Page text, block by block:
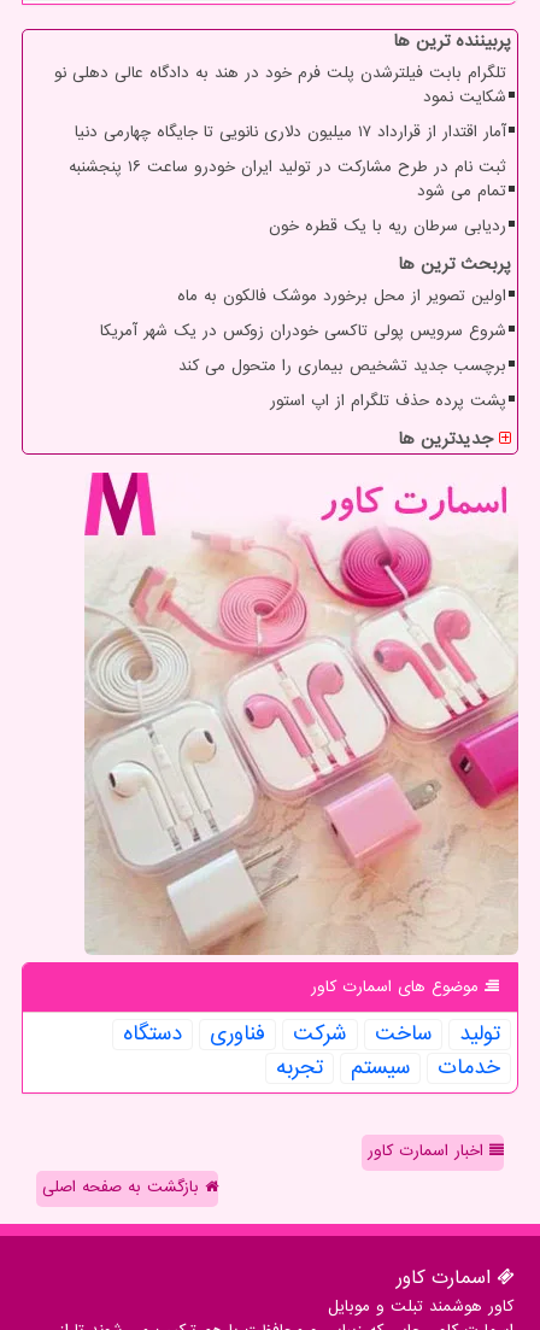
پربیننده ترین ها
تلگرام بابت فیلترشدن پلت فرم خود در هند به دادگاه عالی دهلی نو
شکایت نمود
آمار اقتدار از قرارداد ۱۷ میلیون دلاری نانویی تا جایگاه چهارمی دنیا
ثبت نام در طرح مشارکت در تولید ایران خودرو ساعت ۱۶ پنجشنبه
تمام می شود
ردیابی سرطان ریه با یک قطره خون
پربحث ترین ها
اولین تصویر از محل برخورد موشک فالکون به ماه
شروع سرویس پولی تاکسی خودران زوکس در یک شهر آمریکا
برچسب جدید تشخیص بیماری را متحول می کند
پشت پرده حذف تلگرام از اپ استور
جدیدترین ها
موضوع های اسمارت كاور
تولید ساخت شركت فناوری
دستگاه
خدمات
سیستم تجربه
اخبار اسمارت کاور
بازگشت به صفحه اصلی
اسمارت كاور
کاور هوشمند تبلت و موبایل